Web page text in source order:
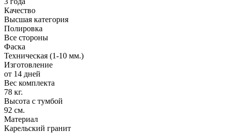
Качество
Высшая категория
Полировка
Все стороны
Фаска
Техническая (1-10 мм.)
Изготовление
от 14 дней
Вес комплекта
78 кг.
Высота с тумбой
92 см.
Материал
Карельский гранит